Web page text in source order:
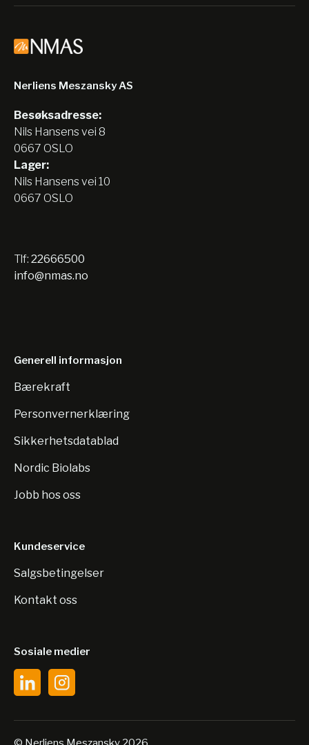
Nerliens Meszansky AS
Besøksadresse:
Nils Hansens vei 8
0667 OSLO
Lager:
Nils Hansens vei 10
0667 OSLO
Tlf: 22666500
info@nmas.no
Generell informasjon
Bærekraft
Personvernerklæring
Sikkerhetsdatablad
Nordic Biolabs
Jobb hos oss
Kundeservice
Salgsbetingelser
Kontakt oss
Sosiale medier